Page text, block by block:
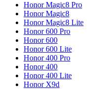
Honor Magic8 Pro
Honor Magic8
Honor Magic8 Lite
Honor 600 Pro
Honor 600
Honor 600 Lite
Honor 400 Pro
Honor 400
Honor 400 Lite
Honor X9d